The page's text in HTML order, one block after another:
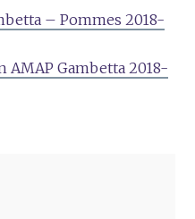
– Pommes 2018-
AMAP Gambetta 2018-